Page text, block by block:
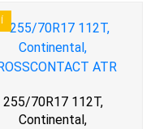
255/70R17 112T,
Continental,